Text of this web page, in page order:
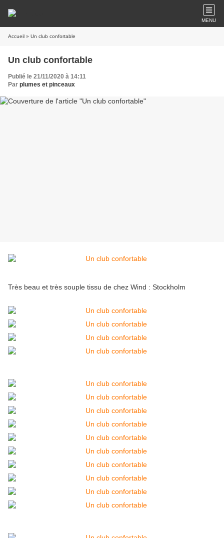
MENU
Accueil » Un club confortable
Un club confortable
Publié le 21/11/2020 à 14:11
Par plumes et pinceaux
Très beau et très souple tissu de chez Wind : Stockholm